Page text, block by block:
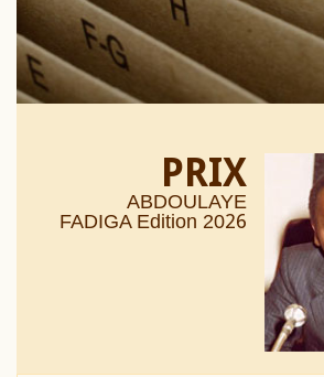
PRIX
ABDOULAYE
FADIGA Edition 2026